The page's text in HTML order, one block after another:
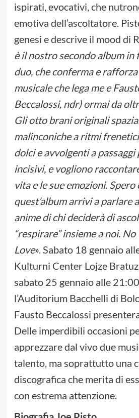
ispirati, evocativi, che
emotiva dell’ascoltatore.
genesi e descrive il mood di
è il nostro secondo album in
duo, che conferma e rafforza
musicale che lega me e
Beccalossi, ndr) ormai da
Gli otto brani originali
malinconiche a ritmi
dolci e avvolgenti a passaggi
incisivi, e vogliono
vita e le sue emozioni. Spero
quest’album arrivi a parlare
anime di chi deciderà di
“respirare” insieme a noi. No
Love». Sabato 18 gennaio
Kulturni Center Lojze
sabato 25 gennaio alle
l’Auditorium Bacchelli di
Fausto Beccalossi
Delle imperdibili occasioni
apprezzare dal vivo due
talento, ma soprattutto una
discografica che merita di
con estrema attenzione.